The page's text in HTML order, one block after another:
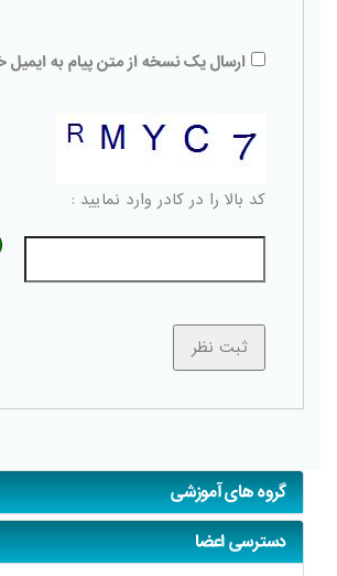
ارسال یک نسخه از متن پیام به ایمیل
کد بالا را در کادر وارد نمایید :
گروه های آموزشی
دسترسی اعضا